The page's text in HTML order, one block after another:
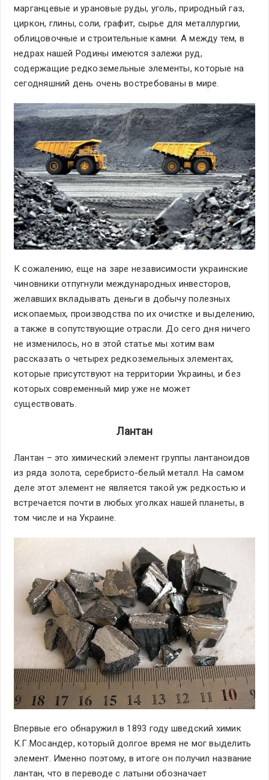
марганцевые и урановые руды, уголь, природный газ,
циркон, глины, соли, графит, сырье для металлургии,
облицовочные и строительные камни. А между тем, в
недрах нашей Родины имеются залежи руд,
содержащие редкоземельные элементы, которые на
сегодняшний день очень востребованы в мире.
К сожалению, еще на заре независимости украинские
чиновники отпугнули международных инвесторов,
желавших вкладывать деньги в добычу полезных
ископаемых, производства по их очистке и выделению,
а также в сопутствующие отрасли. До сего дня ничего
не изменилось, но в этой статье мы хотим вам
рассказать о четырех редкоземельных элементах,
которые присутствуют на территории Украины, и без
которых современный мир уже не может
существовать.
Лантан
Лантан – это химический элемент группы лантаноидов
из ряда золота, серебристо-белый металл. На самом
деле этот элемент не является такой уж редкостью и
встречается почти в любых уголках нашей планеты, в
том числе и на Украине.
Впервые его обнаружил в 1893 году шведский химик
К.Г.Мосандер, который долгое время не мог выделить
элемент. Именно поэтому, в итоге он получил название
лантан, что в переводе с латыни обозначает